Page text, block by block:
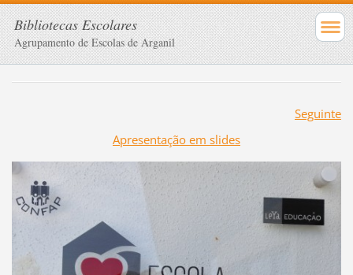
Bibliotecas Escolares
Agrupamento de Escolas de Arganil
Seguinte
Apresentação em slides